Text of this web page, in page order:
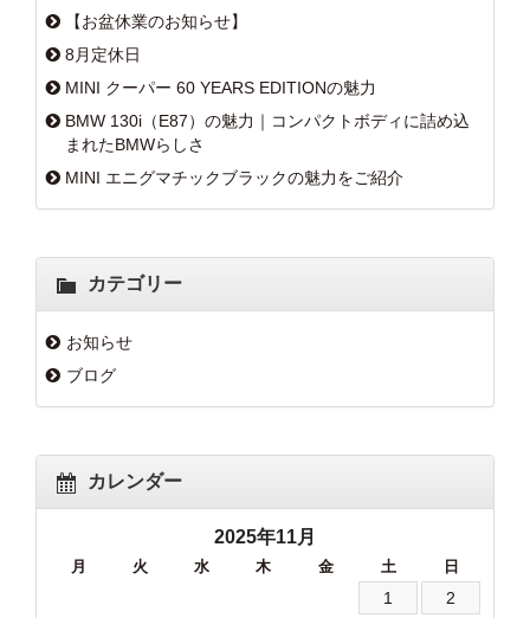
【お盆休業のお知らせ】
8月定休日
MINI クーパー 60 YEARS EDITIONの魅力
BMW 130i（E87）の魅力｜コンパクトボディに詰め込
まれたBMWらしさ
MINI エニグマチックブラックの魅力をご紹介
カテゴリー
お知らせ
ブログ
カレンダー
2025年11月
月 火 水 木 金 土 日
1
2